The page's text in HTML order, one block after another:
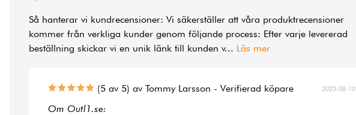
Så hanterar vi kundrecensioner: Vi säkerställer att våra produktrecensioner
kommer från verkliga kunder genom följande process: Efter varje levererad
beställning skickar vi en unik länk till kunden v... Läs mer
(5 av 5) av Tommy Larsson - Verifierad köpare 2025-08-10
Om Outl1.se: